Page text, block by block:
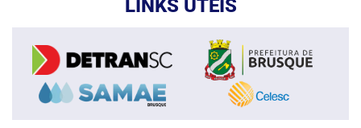
LINKS ÚTEIS